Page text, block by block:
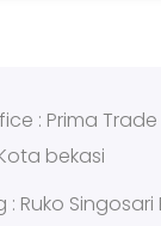
: Prima Trade
bekasi
Ruko Singosari